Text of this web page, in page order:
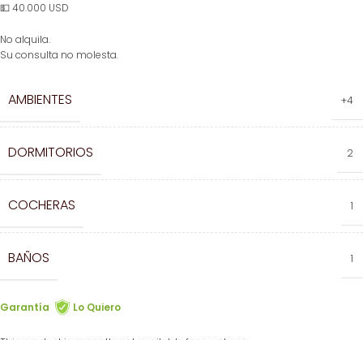
💵 40.000 USD
No alquila.
Su consulta no molesta.
AMBIENTES +4
DORMITORIOS 2
COCHERAS 1
BAÑOS 1
Garantía Lo Quiero